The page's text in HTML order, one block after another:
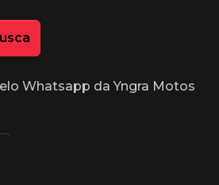
Whatsapp da Yngra Motos